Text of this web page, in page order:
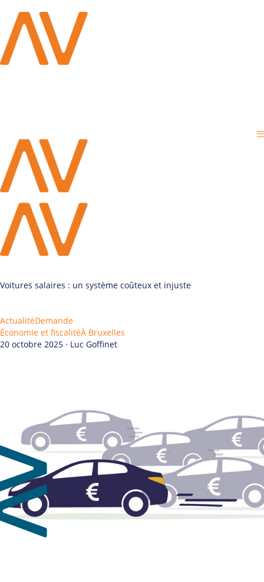
Voitures salaires : un système coûteux et injuste
ActualitéDemande
Économie et fiscalitéÀ Bruxelles
20 octobre 2025 · Luc Goffinet